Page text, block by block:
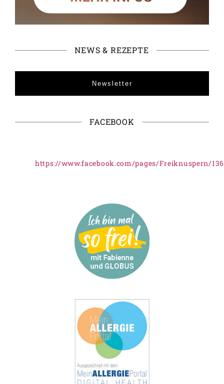
NEWS & REZEPTE
Newsletter
FACEBOOK
https://www.facebook.com/pages/Freiknuspern/